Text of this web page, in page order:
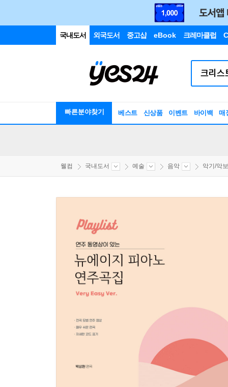
국내도서 외국도서 중고샵 eBook 크레마클럽
빠른분야찾기 베스트 신상품 이벤트 바이백 매
웰컴 국내도서 예술 음악 악기/악